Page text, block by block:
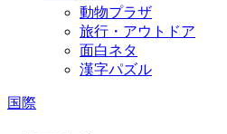
動物プラザ
旅行・アウトドア
面白ネタ
漢字パズル
国際